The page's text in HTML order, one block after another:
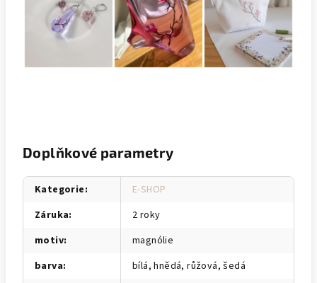
Doplňkové parametry
Kategorie:
E-SHOP
Záruka:
2 roky
motiv:
magnólie
barva:
bílá, hnědá, růžová, šedá